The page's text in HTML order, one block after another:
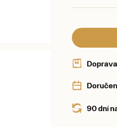
90 dní